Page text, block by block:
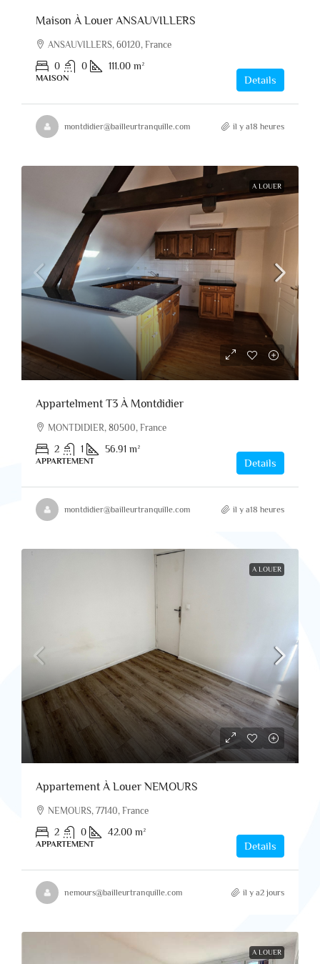
Maison À Louer ANSAUVILLERS
ANSAUVILLERS, 60120, France
0 0 111.00 m²
MAISON Details
montdidier@bailleurtranquille.com il y a18 heures
A LOUER
Appartelment T3 À Montdidier
MONTDIDIER, 80500, France
2 1 56.91 m²
APPARTEMENT Details
montdidier@bailleurtranquille.com il y a18 heures
A LOUER
Appartement À Louer NEMOURS
NEMOURS, 77140, France
2 0 42.00 m²
APPARTEMENT Details
nemours@bailleurtranquille.com il y a2 jours
A LOUER